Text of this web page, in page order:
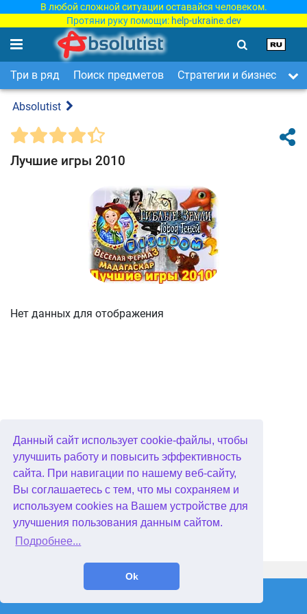
Данный сайт использует cookie-файлы, чтобы
улучшить работу и повысить эффективность
сайта. При навигации по нашему веб-сайту,
Вы соглашаетесь с тем, что мы сохраняем и
используем cookies на Вашем устройстве для
улучшения пользования данным сайтом.
Подробнее...
Ok
В любой сложной ситуации оставайся человеком.
Протяни руку помощи: help-ukraine.dev
Три в ряд Поиск предметов Стратегии и бизнес
Absolutist
Лучшие игры 2010
Нет данных для отображения
WellGames.com